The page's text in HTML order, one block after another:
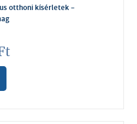
otthoni kísérletek –